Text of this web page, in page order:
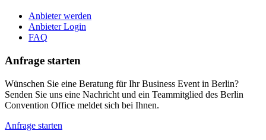
Anbieter werden
Anbieter Login
FAQ
Anfrage starten
Wünschen Sie eine Beratung für Ihr Business Event in Berlin?
Senden Sie uns eine Nachricht und ein Teammitglied des Berlin
Convention Office meldet sich bei Ihnen.
Anfrage starten